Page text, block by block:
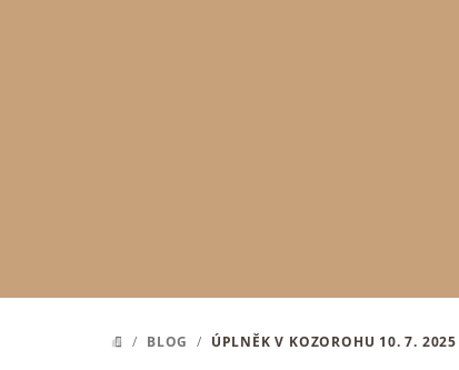
DOMŮ
/ BLOG / ÚPLNĚK V KOZOROHU 10. 7. 2025